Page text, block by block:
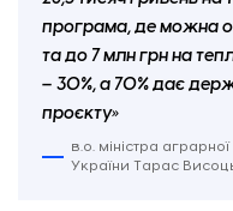
програма, де можна
та до 7 млн грн на
– 30%, а 70% дає
проєкту»
в.о. міністра
України Тарас